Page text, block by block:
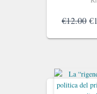
€12.00 Il
€